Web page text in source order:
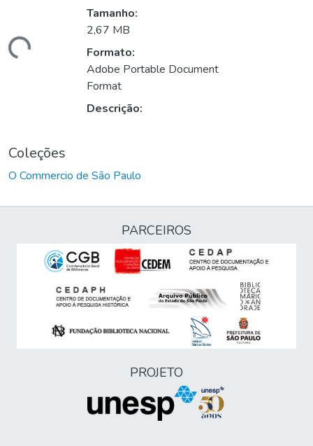
Tamanho:
2,67 MB
Formato:
Adobe Portable Document
Format
Descrição:
Coleções
O Commercio de São Paulo
PARCEIROS
PROJETO